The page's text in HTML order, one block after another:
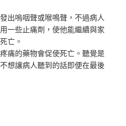
出嗚咽聲或喉鳴聲，不過病人
一些止痛劑，使他能繼續與家
亡。
痛的藥物會促使死亡。聽覺是
想讓病人聽到的話即便在最後